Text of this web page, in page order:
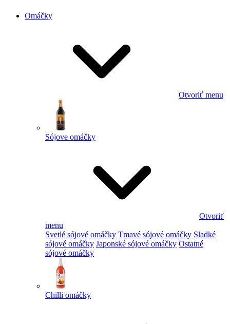
Omáčky
Otvoriť menu
Sójove omáčky
Otvoriť
menu
Svetlé sójové omáčky Tmavé sójové omáčky Sladké
sójové omáčky Japonské sójové omáčky Ostatné
sójové omáčky
Chilli omáčky